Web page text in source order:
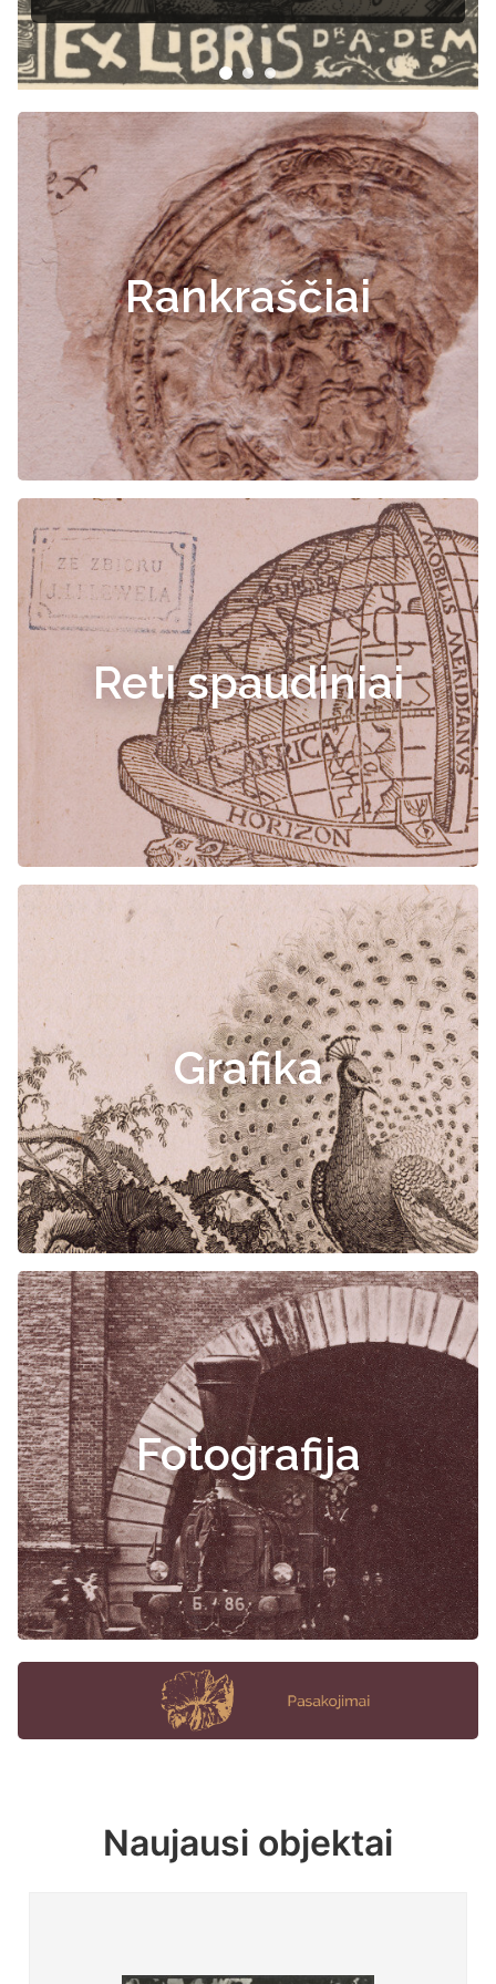
Rankraščiai
Reti spaudiniai
Grafika
Fotografija
Naujausi objektai